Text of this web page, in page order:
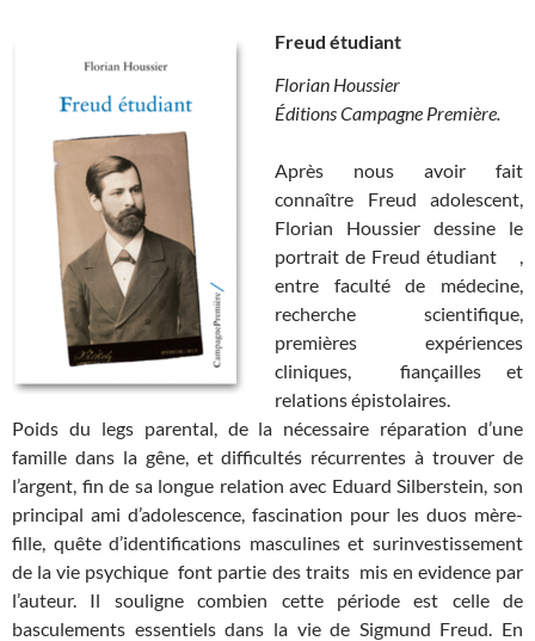
Freud étudiant
Florian Houssier
Éditions Campagne Première.
Après nous avoir fait
connaître Freud adolescent,
Florian Houssier dessine le
portrait de Freud étudiant ,
entre faculté de médecine,
recherche scientifique,
premières expériences
cliniques, fiançailles et
relations épistolaires.
Poids du legs parental, de la nécessaire réparation d’une
famille dans la gêne, et difficultés récurrentes à trouver de
l’argent, fin de sa longue relation avec Eduard Silberstein, son
principal ami d’adolescence, fascination pour les duos mère-
fille, quête d’identifications masculines et surinvestissement
de la vie psychique font partie des traits mis en evidence par
l’auteur. Il souligne combien cette période est celle de
basculements essentiels dans la vie de Sigmund Freud. En